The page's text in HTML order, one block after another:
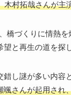
木村拓哉さんが
橋づくりに情熱
望と再生の道を探
し謎が多い内容
颯さんが起用され